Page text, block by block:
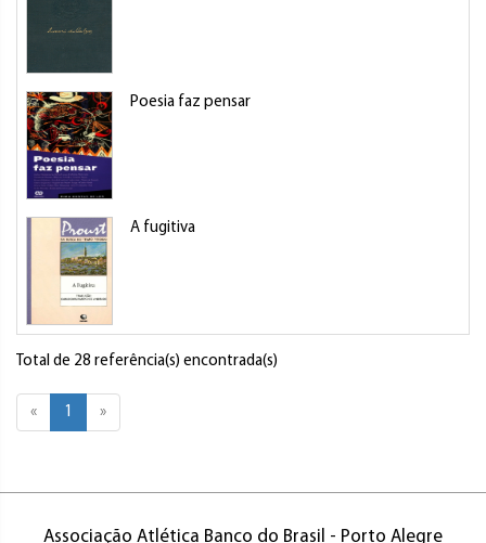
Poesia faz pensar
A fugitiva
Total de 28 referência(s) encontrada(s)
« 1 »
Associação Atlética Banco do Brasil - Porto Alegre